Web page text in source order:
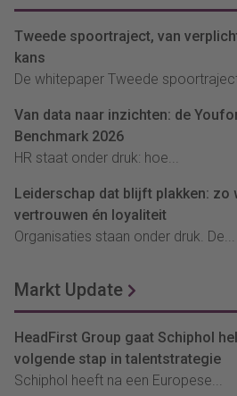
Tweede spoortraject, van
kans
De whitepaper Tweede
Van data naar inzichten: de
Benchmark 2026
HR staat onder druk: hoe...
Leiderschap dat blijft plakken: zo
vertrouwen én loyaliteit
Organisaties staan onder druk. De...
Markt Update
HeadFirst Group gaat Schiphol
volgende stap in talentstrategie
Schiphol heeft na een Europese...